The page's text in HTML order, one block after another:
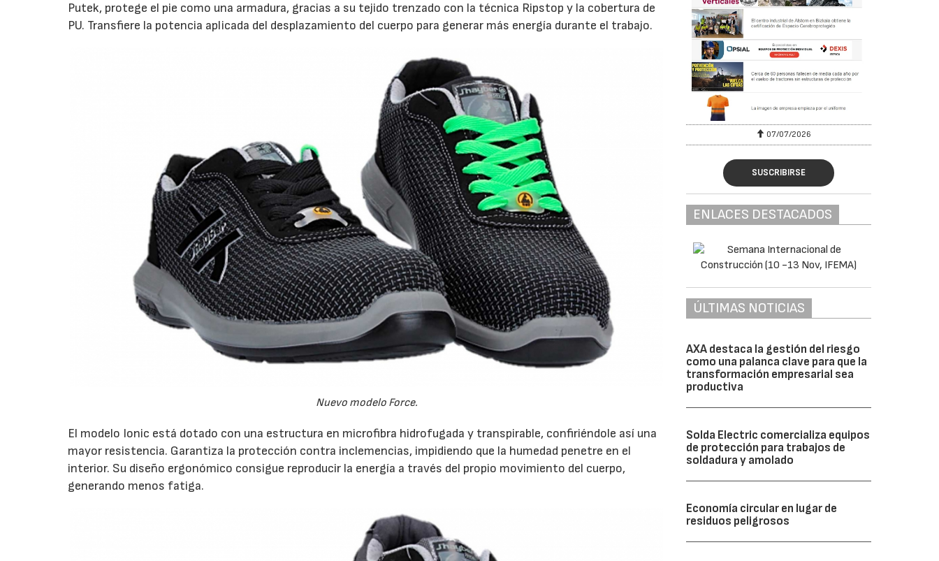
Putek, protege el pie como una armadura, gracias a su tejido trenzado con la técnica Ripstop y la cobertura de
PU. Transfiere la potencia aplicada del desplazamiento del cuerpo para generar más energía durante el trabajo.
Nuevo modelo Force.
El modelo Ionic está dotado con una estructura en microfibra hidrofugada y transpirable, confiriéndole así una
mayor resistencia. Garantiza la protección contra inclemencias, impidiendo que la humedad penetre en el
interior. Su diseño ergonómico consigue reproducir la energía a través del propio movimiento del cuerpo,
generando menos fatiga.
07/07/2026 07/07/2026
SUSCRIBIRSE
ENLACES DESTACADOS
ÚLTIMAS NOTICIAS
AXA destaca la gestión del riesgo
como una palanca clave para que la
transformación empresarial sea
productiva
Solda Electric comercializa equipos
de protección para trabajos de
soldadura y amolado
Economía circular en lugar de
residuos peligrosos